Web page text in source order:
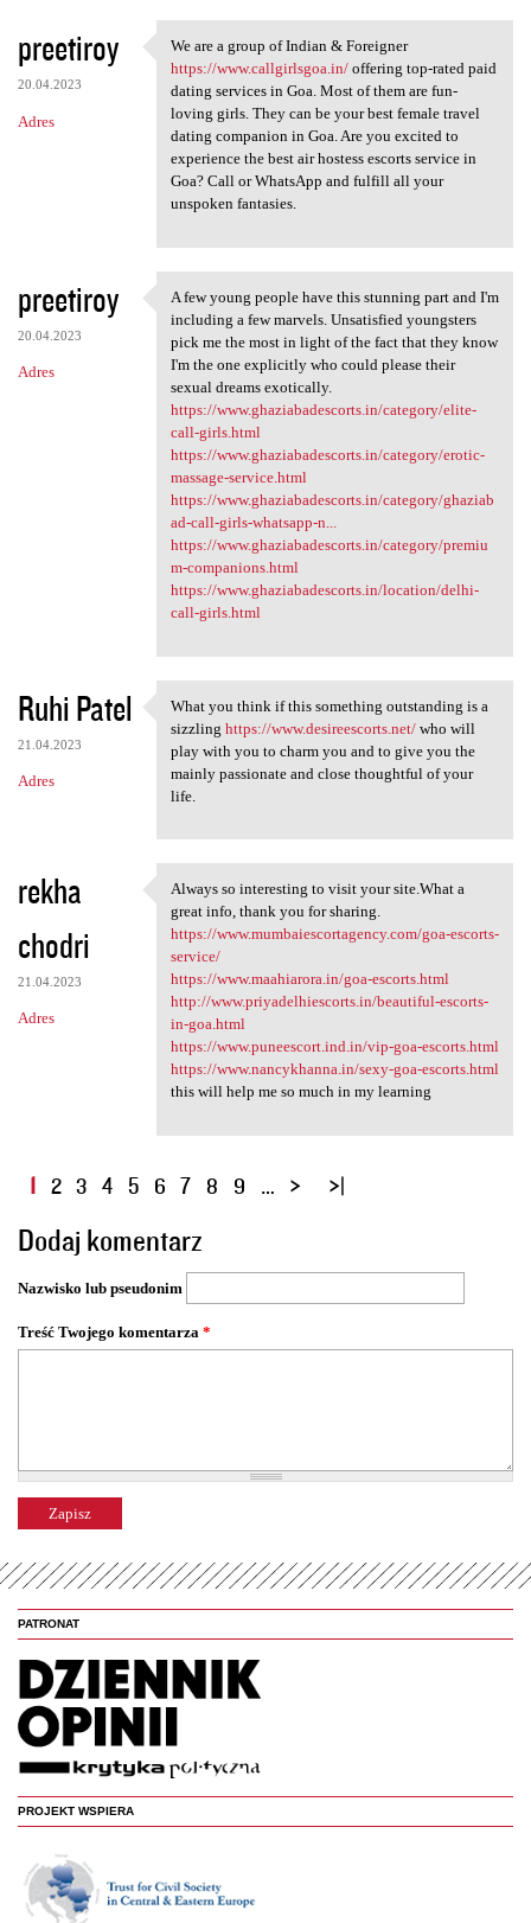
preetiroy
20.04.2023
Adres
We are a group of Indian &
We are a group of Indian & Foreigner
https://www.callgirlsgoa.in/offering top-rated paid
dating services in Goa. Most of them are fun-
loving girls. They can be your best female travel
dating companion in Goa. Are you excited to
experience the best air hostess escorts service in
Goa? Call or WhatsApp and fulfill all your
unspoken fantasies.
preetiroy
20.04.2023
Adres
A few young people have this
A few young people have this stunning part and I'm
including a few marvels. Unsatisfied youngsters
pick me the most in light of the fact that they know
I'm the one explicitly who could please their
sexual dreams exotically.
https://www.ghaziabadescorts.in/category/elite-
call-girls.html
https://www.ghaziabadescorts.in/category/erotic-
massage-service.html
https://www.ghaziabadescorts.in/category/ghaziab
ad-call-girls-whatsapp-n...
https://www.ghaziabadescorts.in/category/premiu
m-companions.html
https://www.ghaziabadescorts.in/location/delhi-
call-girls.html
Ruhi Patel
21.04.2023
Adres
What you think if this
What you think if this something outstanding is a
sizzling https://www.desireescorts.net/who will
play with you to charm you and to give you the
mainly passionate and close thoughtful of your
life.
rekha
chodri
21.04.2023
Adres
Always so interesting to
Always so interesting to visit your site.What a
great info, thank you for sharing.
https://www.mumbaiescortagency.com/goa-escorts-
service/
https://www.maahiarora.in/goa-escorts.html
http://www.priyadelhiescorts.in/beautiful-escorts-
in-goa.html
https://www.puneescort.ind.in/vip-goa-escorts.html
https://www.nancykhanna.in/sexy-goa-escorts.html
this will help me so much in my learning
S
r
o
n
y
1 2 3 4 5 6 7 8 9 …
Dodaj komentarz
Nazwisko lub pseudonim
Treść Twojego komentarza *
PATRONAT
PROJEKT WSPIERA